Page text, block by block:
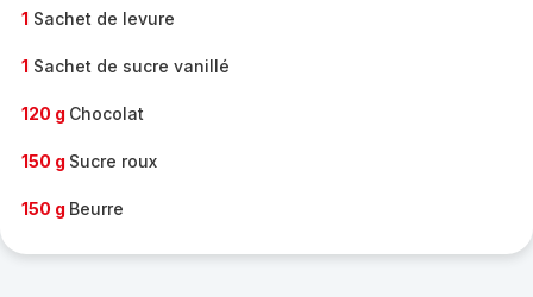
1 Sachet de levure
1 Sachet de sucre vanillé
120 g Chocolat
150 g Sucre roux
150 g Beurre